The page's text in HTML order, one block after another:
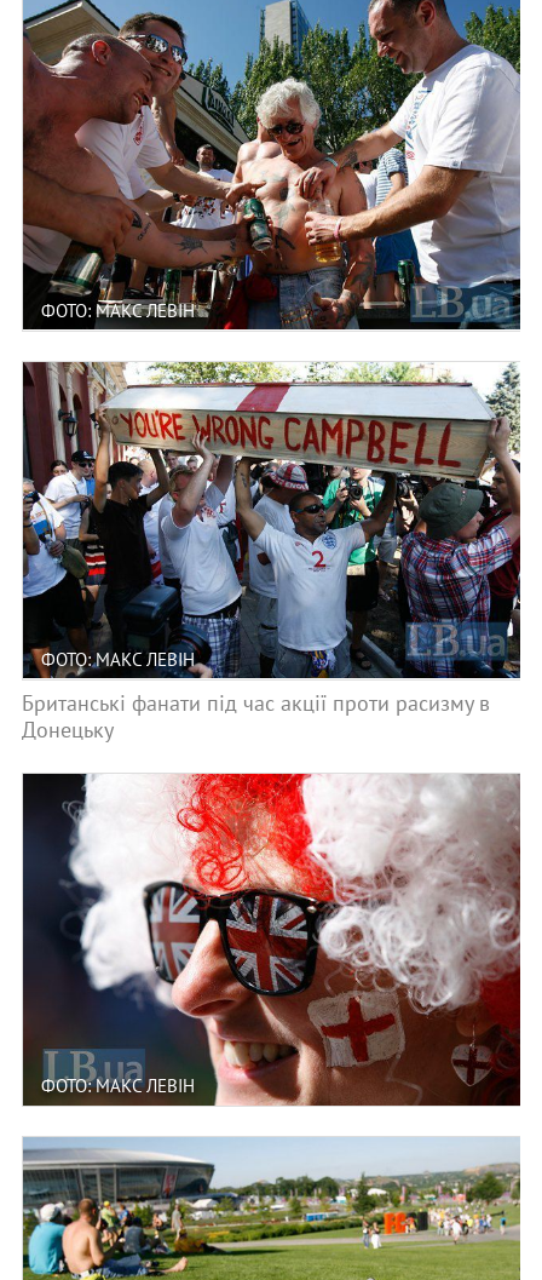
ФОТО: МАКС ЛЕВІН
ФОТО: МАКС ЛЕВІН
Британські фанати під час акції проти расизму в
Донецьку
ФОТО: МАКС ЛЕВІН